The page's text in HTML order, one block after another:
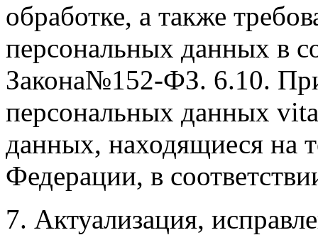
обработке, а также
персональных данных в
Закона№152-ФЗ. 6.10.
персональных данных
данных, находящиеся на
Федерации, в
7. Актуализация,